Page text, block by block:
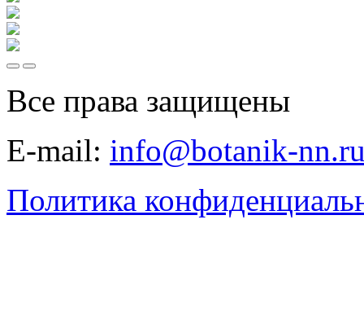
Все права защищены
E-mail: info@botanik-
Политика